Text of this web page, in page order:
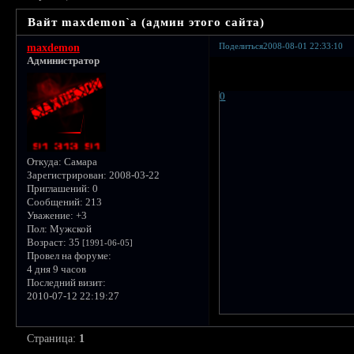
Вайт maxdemon`a (админ этого сайта)
Поделиться2008-08-01 22:33:10
maxdemon
Администратор
Откуда: Самара
Зарегистрирован: 2008-03-22
Приглашений: 0
Сообщений: 213
Уважение: +3
Пол: Мужской
Возраст: 35 [1991-06-05]
Провел на форуме:
4 дня 9 часов
Последний визит:
2010-07-12 22:19:27
0
Страница: 1